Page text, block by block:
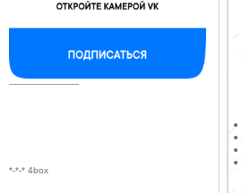
--------------------------
*-*-* 4box